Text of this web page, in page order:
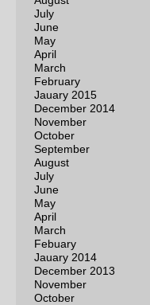
July
June
May
April
March
February
Jauary 2015
December 2014
November
October
September
August
July
June
May
April
March
Febuary
Jauary 2014
December 2013
November
October